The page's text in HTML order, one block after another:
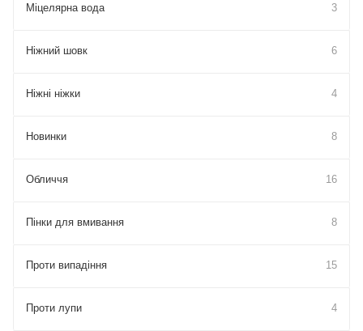
Міцелярна вода 3
Ніжний шовк 6
Ніжні ніжки 4
Новинки 8
Обличчя 16
Пінки для вмивання 8
Проти випадіння 15
Проти лупи 4